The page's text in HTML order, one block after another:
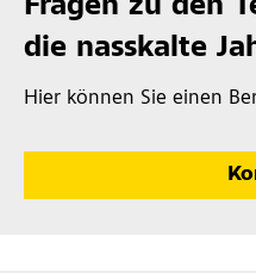
Fragen zu den
die nasskalte
Hier können Sie einen